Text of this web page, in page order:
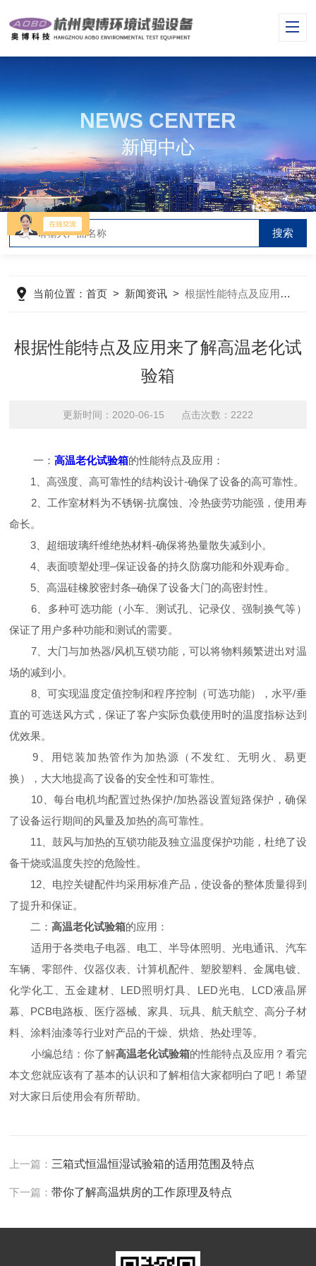
NEWS CENTER
新闻中心
当前位置：首页 > 新闻资讯 >根据性能特点及应用来了解高温老化试验箱
根据性能特点及应用来了解高温老化试
验箱
更新时间：2020-06-15 点击次数：2222
一：高温老化试验箱的性能特点及应用：
1、高强度、高可靠性的结构设计-确保了设备的高可靠性。
2、工作室材料为不锈钢-抗腐蚀、冷热疲劳功能强，使用寿
命长。
3、超细玻璃纤维绝热材料-确保将热量散失减到小。
4、表面喷塑处理–保证设备的持久防腐功能和外观寿命。
5、高温硅橡胶密封条–确保了设备大门的高密封性。
6、多种可选功能（小车、测试孔、记录仪、强制换气等）
保证了用户多种功能和测试的需要。
7、大门与加热器/风机互锁功能，可以将物料频繁进出对温
场的减到小。
8、可实现温度定值控制和程序控制（可选功能），水平/垂
直的可选送风方式，保证了客户实际负载使用时的温度指标达到
优效果。
9、用铠装加热管作为加热源（不发红、无明火、易更
换），大大地提高了设备的安全性和可靠性。
10、每台电机均配置过热保护/加热器设置短路保护，确保
了设备运行期间的风量及加热的高可靠性。
11、鼓风与加热的互锁功能及独立温度保护功能，杜绝了设
备干烧或温度失控的危险性。
12、电控关键配件均采用标准产品，使设备的整体质量得到
了提升和保证。
二：高温老化试验箱的应用：
适用于各类电子电器、电工、半导体照明、光电通讯、汽车
车辆、零部件、仪器仪表、计算机配件、塑胶塑料、金属电镀、
化学化工、五金建材、LED照明灯具、LED光电、LCD液晶屏
幕、PCB电路板、医疗器械、家具、玩具、航天航空、高分子材
料、涂料油漆等行业对产品的干燥、烘焙、热处理等。
小编总结：你了解高温老化试验箱的性能特点及应用？看完
本文您就应该有了基本的认识和了解相信大家都明白了吧！希望
对大家日后使用会有所帮助。
上一篇： 三箱式恒温恒湿试验箱的适用范围及特点
下一篇：带你了解高温烘房的工作原理及特点